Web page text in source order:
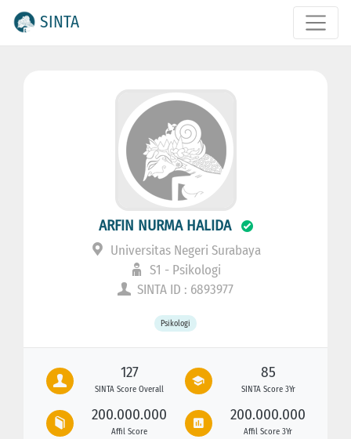
SINTA
ARFIN NURMA HALIDA
Universitas Negeri Surabaya
S1 - Psikologi
SINTA ID : 6893977
Psikologi
127
SINTA Score Overall
85
SINTA Score 3Yr
200.000.000
Affil Score
200.000.000
Affil Score 3Yr